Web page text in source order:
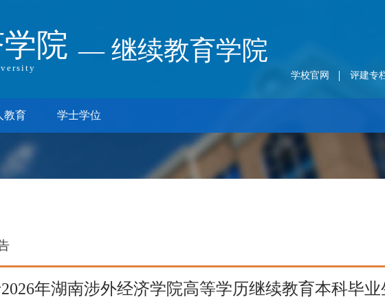
院 — 继续教育学院
学校官网 评建专
教育 学士学位
年湖南涉外经济学院高等学历继续教育本科毕